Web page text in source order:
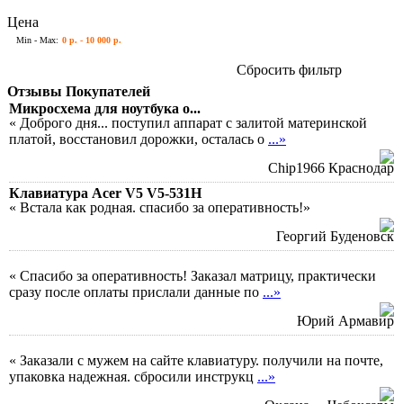
Цена
Min - Max: 0 р. - 10 000 р.
Сбросить фильтр
Отзывы Покупателей
Микросхема для ноутбука о...
« Доброго дня... поступил аппарат с залитой материнской
платой, восстановил дорожки, осталась о ...»
Chip1966 Краснодар
Клавиатура Acer V5 V5-531H
« Встала как родная. спасибо за оперативность!»
Георгий Буденовск
« Спасибо за оперативность! Заказал матрицу, практически
сразу после оплаты прислали данные по ...»
Юрий Армавир
« Заказали с мужем на сайте клавиатуру. получили на почте,
упаковка надежная. сбросили инструкц ...»